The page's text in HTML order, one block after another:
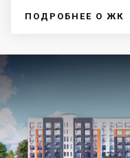
ПОДРОБНЕЕ О ЖК